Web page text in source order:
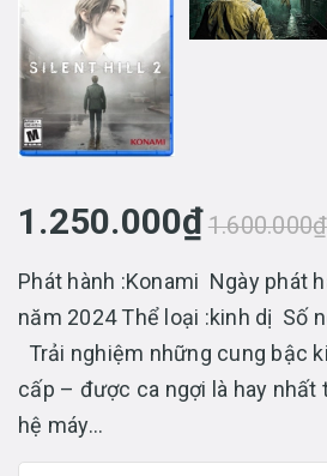
1.250.000₫1.600.000₫
Phát hành :Konami Ngày phát
năm 2024 Thể loại :kinh dị Số
Trải nghiệm những cung bậc
cấp – được ca ngợi là hay nhất
hệ máy...